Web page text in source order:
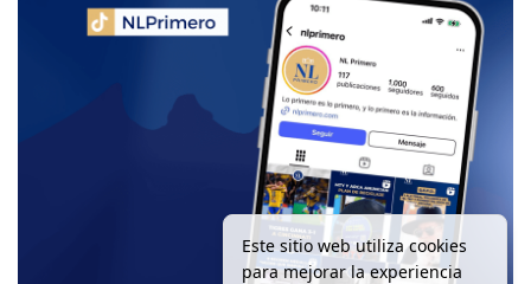
Este sitio web utiliza cookies
para mejorar la experiencia